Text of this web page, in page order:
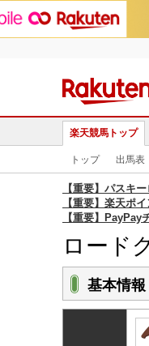
楽天競馬トップ
トップ 出馬表
【重要】パスキ
【重要】楽天ポ
【重要】PayPay
ロード
基本情報